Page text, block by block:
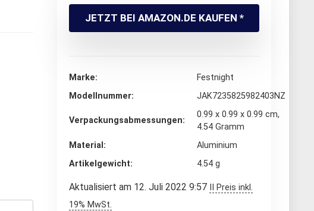
JETZT BEI AMAZON.DE KAUFEN *
Marke
‎Festnight
Modellnummer
‎JAK7235825982403NZ
Verpackungsabmessungen
‎0.99 x 0.99 x 0.99 cm,
4.54 Gramm
Material
‎Aluminium
Artikelgewicht
‎4.54 g
Aktualisiert am 12. Juli 2022 9:57
II Preis inkl.
19% MwSt.